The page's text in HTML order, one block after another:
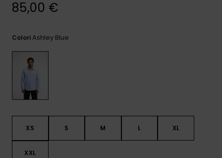
85,00 €
ColoriAshley Blue
XS S M L XL
XXL